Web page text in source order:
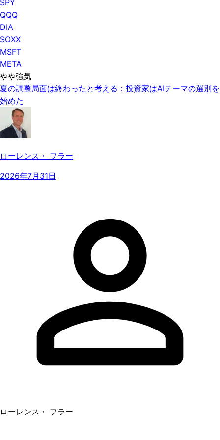
SPY
QQQ
DIA
SOXX
MSFT
META
やや強気
夏の調整局面は終わったと考える：投資家はAIテーマの選別を
始めた
ローレンス・ フラー
2026年7月31日
ローレンス・ フラー